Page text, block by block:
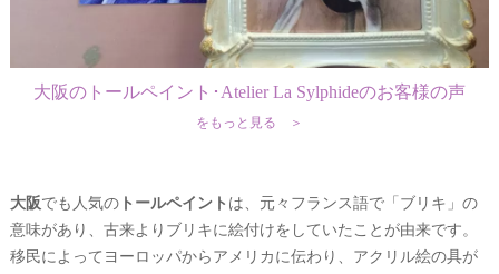
大阪のトールペイント･Atelier La Sylphideのお客様の声
をもっと見る ＞
大阪でも人気のトールペイント は、元々フランス語で「ブリキ」の
意味があり、古来よりブリキに絵付けをしていたことが由来です。
移民によってヨーロッパからアメリカに伝わり、アクリル絵の具が